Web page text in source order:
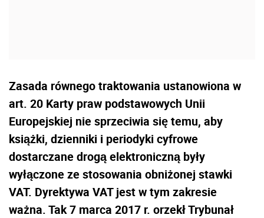
Zasada równego traktowania ustanowiona w
art. 20 Karty praw podstawowych Unii
Europejskiej nie sprzeciwia się temu, aby
książki, dzienniki i periodyki cyfrowe
dostarczane drogą elektroniczną były
wyłączone ze stosowania obniżonej stawki
VAT. Dyrektywa VAT jest w tym zakresie
ważna. Tak 7 marca 2017 r. orzekł Trybunał